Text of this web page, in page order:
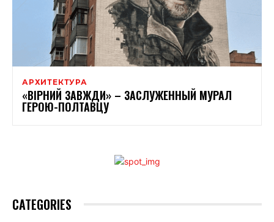
АРХИТЕКТУРА
«ВІРНИЙ ЗАВЖДИ» – ЗАСЛУЖЕННЫЙ МУРАЛ
ГЕРОЮ-ПОЛТАВЦУ
CATEGORIES